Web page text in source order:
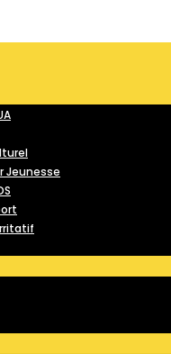
Jeunesse